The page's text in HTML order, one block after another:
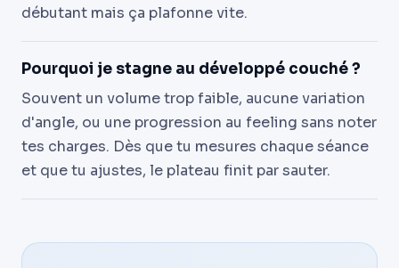
débutant mais ça plafonne vite.
Pourquoi je stagne au développé couché ?
Souvent un volume trop faible, aucune variation
d'angle, ou une progression au feeling sans noter
tes charges. Dès que tu mesures chaque séance
et que tu ajustes, le plateau finit par sauter.